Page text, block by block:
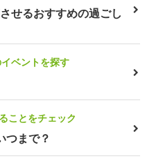
せるおすすめの過ごし
ベントを探す
ことをチェック
つまで？